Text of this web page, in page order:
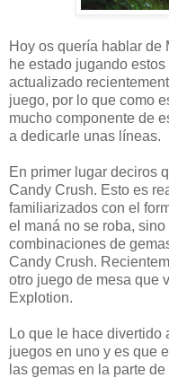
Hoy os quería hablar de
he estado jugando
actualizado
juego, por lo que como
mucho componente de
a dedicarle unas líneas.
En primer lugar deciros
Candy Crush. Esto es
familiarizados con el
el maná no se roba,
combinaciones de
Candy Crush.
otro juego de mesa que
Explotion.
Lo que le hace divertido
juegos en uno y es que
las gemas en la parte